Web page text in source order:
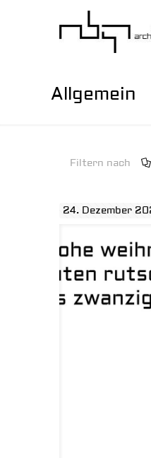
Allgemein
Filtern nach
24. Dezember